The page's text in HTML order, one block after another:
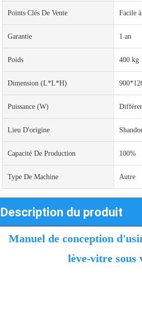
Points Clés De Vente Facile
Garantie 1 an
Poids 400 kg
Dimension (L*l*H)
Puissance (W)
Lieu D'origine
Capacité De Production 100%
Type De Machine Autre
Description du produit
Manuel de conception
lève-vitre sous